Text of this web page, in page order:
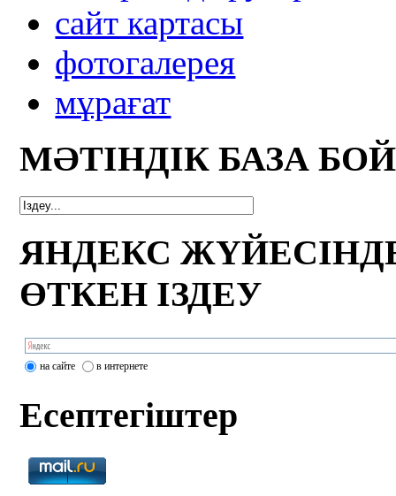
сайт картасы
фотогалерея
мұрағат
МӘТІНДІК БАЗА
ЯНДЕКС
ӨТКЕН ІЗДЕУ
на сайте в интернете
Есептегіштер